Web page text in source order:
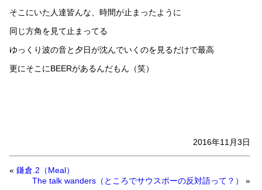
そこにいた人達皆んな、時間が止まったように
同じ方角を見て止まってる
ゆっくり波の音と夕日が沈んでいくのを見るだけで最高
更にそこにBEERがあるんだもん（笑）
2016年11月3日
« 鎌倉.2（Meal）
The talk wanders（ところでサウスポーの反対語って？）
»